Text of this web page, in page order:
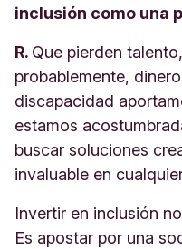
inclusión como una
R. Que pierden
probablemente,
discapacidad
estamos
buscar soluciones
invaluable en
Invertir en inclusión
Es apostar por una